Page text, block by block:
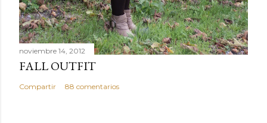
noviembre 14, 2012
FALL OUTFIT
Compartir 88 comentarios